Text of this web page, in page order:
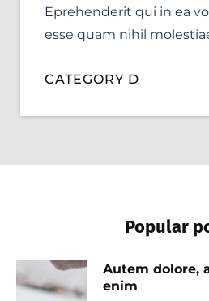
Eprehenderit qui in ea
esse quam nihil
CATEGORY D
Popular
Autem dolore,
enim